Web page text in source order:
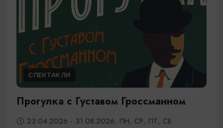
СПЕКТАКЛИ
Прогулка с Густавом Гроссманном
23.04.2026 - 31.08.2026, ПН, СР, ПТ, СБ